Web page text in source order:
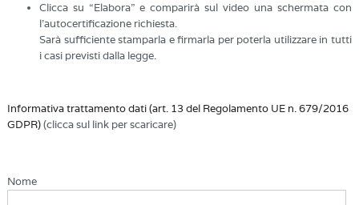
Clicca su “Elabora” e comparirà sul video una schermata con
l’autocertificazione richiesta.
Sarà sufficiente stamparla e firmarla per poterla utilizzare in tutti
i casi previsti dalla legge.
Informativa trattamento dati (art. 13 del Regolamento UE n. 679/2016
GDPR)(clicca sul link per scaricare)
Nome